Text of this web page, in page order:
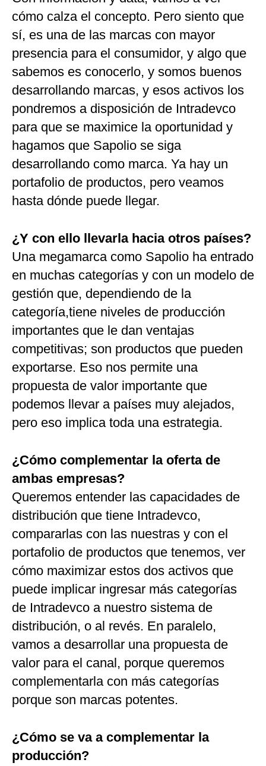
cómo calza el concepto. Pero siento que
sí, es una de las marcas con mayor
presencia para el consumidor, y algo que
sabemos es conocerlo, y somos buenos
desarrollando marcas, y esos activos los
pondremos a disposición de Intradevco
para que se maximice la oportunidad y
hagamos que Sapolio se siga
desarrollando como marca. Ya hay un
portafolio de productos, pero veamos
hasta dónde puede llegar.
¿Y con ello llevarla hacia otros países?
Una megamarca como Sapolio ha entrado
en muchas categorías y con un modelo de
gestión que, dependiendo de la
categoría,tiene niveles de producción
importantes que le dan ventajas
competitivas; son productos que pueden
exportarse. Eso nos permite una
propuesta de valor importante que
podemos llevar a países muy alejados,
pero eso implica toda una estrategia.
¿Cómo complementar la oferta de
ambas empresas?
Queremos entender las capacidades de
distribución que tiene Intradevco,
compararlas con las nuestras y con el
portafolio de productos que tenemos, ver
cómo maximizar estos dos activos que
puede implicar ingresar más categorías
de Intradevco a nuestro sistema de
distribución, o al revés. En paralelo,
vamos a desarrollar una propuesta de
valor para el canal, porque queremos
complementarla con más categorías
porque son marcas potentes.
¿Cómo se va a complementar la
producción?